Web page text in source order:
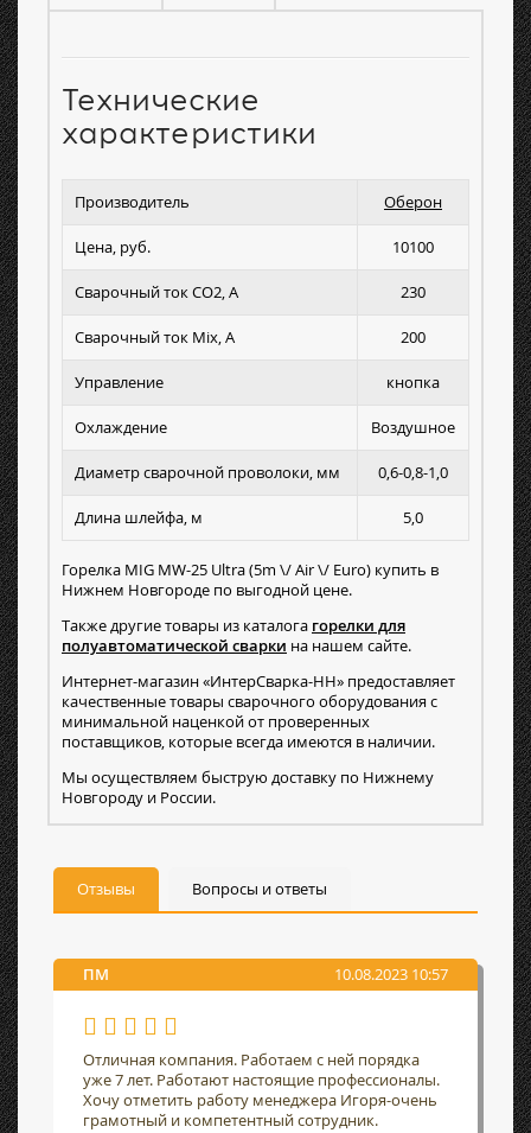
Технические
характеристики
Производитель Оберон
Цена, руб. 10100
Сварочный ток СО2, А 230
Сварочный ток Mix, А 200
Управление кнопка
Охлаждение Воздушное
Диаметр сварочной проволоки, мм 0,6-0,8-1,0
Длина шлейфа, м 5,0
Горелка MIG MW-25 Ultra (5m \/ Air \/ Euro) купить в
Нижнем Новгороде по выгодной цене.
Также другие товары из каталога горелки для
полуавтоматической сварки на нашем сайте.
Интернет-магазин «ИнтерСварка-НН» предоставляет
качественные товары сварочного оборудования с
минимальной наценкой от проверенных
поставщиков, которые всегда имеются в наличии.
Мы осуществляем быструю доставку по Нижнему
Новгороду и России.
Отзывы Вопросы и ответы
ПМ 10.08.2023 10:57
Отличная компания. Работаем с ней порядка
уже 7 лет. Работают настоящие профессионалы.
Хочу отметить работу менеджера Игоря-очень
грамотный и компетентный сотрудник.